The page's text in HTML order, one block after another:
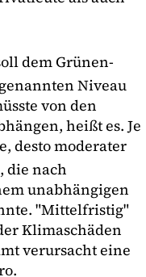
dem Grünen-
Niveau
von den
heißt es. Je
desto moderater
die nach
unabhängigen
"Mittelfristig"
Klimaschäden
verursacht eine